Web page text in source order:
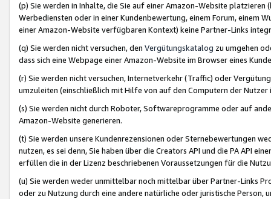
(p) Sie werden in Inhalte, die Sie auf einer Amazon-Website
Werbediensten oder in einer Kundenbewertung, einem Forum, einem
einer Amazon-Website verfügbaren Kontext) keine Partner-Links
(q) Sie werden nicht versuchen, den Vergütungskatalog zu umgehen
dass sich eine Webpage einer Amazon-Website im Browser eines
(r) Sie werden nicht versuchen, Internetverkehr (Traffic) oder
umzuleiten (einschließlich mit Hilfe von auf den Computern der
(s) Sie werden nicht durch Roboter, Softwareprogramme oder auf
Amazon-Website generieren.
(t) Sie werden unsere Kundenrezensionen oder Sternebewertungen
nutzen, es sei denn, Sie haben über die Creators API und die PA API
erfüllen die in der Lizenz beschriebenen Voraussetzungen für die
(u) Sie werden weder unmittelbar noch mittelbar über Partner-Links
oder zu Nutzung durch eine andere natürliche oder juristische